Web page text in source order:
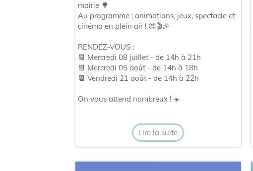
mairie 🌳
Au programme : animations, jeux, spectacle et
cinéma en plein air ! 😍🎬🎉
RENDEZ-VOUS :
📆 Mercredi 08 juillet - de 14h à 21h
📆 Mercredi 05 août - de 14h à 18h
📆 Vendredi 21 août - de 14h à 22h
On vous attend nombreux ! ☀️
Lire la suite